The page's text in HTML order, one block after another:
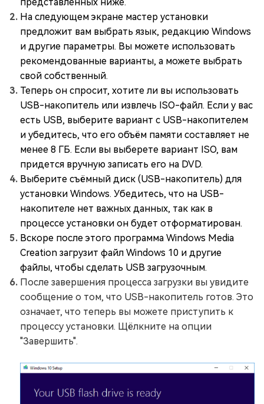
На следующем экране мастер установки
предложит вам выбрать язык, редакцию Windows
и другие параметры. Вы можете использовать
рекомендованные варианты, а можете выбрать
свой собственный.
Теперь он спросит, хотите ли вы использовать
USB-накопитель или извлечь ISO-файл. Если у вас
есть USB, выберите вариант с USB-накопителем
и убедитесь, что его объём памяти составляет не
менее 8 ГБ. Если вы выберете вариант ISO, вам
придется вручную записать его на DVD.
Выберите съёмный диск (USB-накопитель) для
установки Windows. Убедитесь, что на USB-
накопителе нет важных данных, так как в
процессе установки он будет отформатирован.
Вскоре после этого программа Windows Media
Creation загрузит файл Windows 10 и другие
файлы, чтобы сделать USB загрузочным.
После завершения процесса загрузки вы увидите
сообщение о том, что USB-накопитель готов. Это
означает, что теперь вы можете приступить к
процессу установки. Щёлкните на опции
"Завершить".